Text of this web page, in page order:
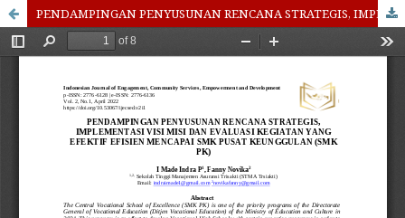
PENDAMPINGAN PENYUSUNAN RENCANA STRATEGIS, IMPLEMENTASI VISI MISI DAN EVALUASI KEGIATAN YANG EFEKTIF EFISIEN MENCAPAI SMK PUSAT KEUNGGULAN (SMK PK)